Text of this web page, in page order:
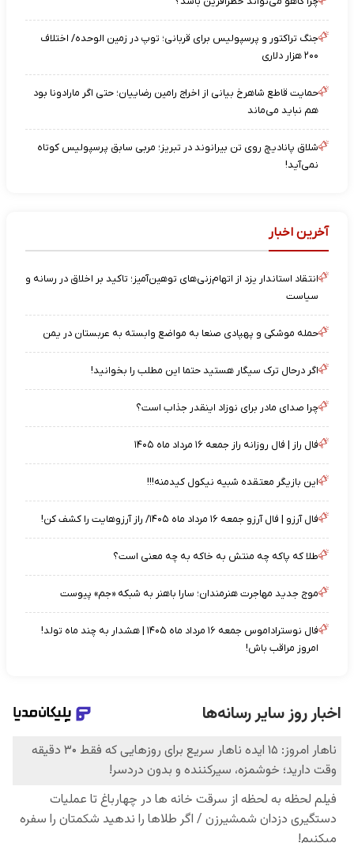
جنگ تراکتور و پرسپولیس برای قربانی؛ توپ در زمین الوحده/ اختلاف
۲۰۰ هزار دلاری
حمایت قاطع شاهرخ بیانی از اخراج رامین رضاییان؛ حتی اگر مارادونا بود
هم نباید می‌ماند
شلاق پانادیچ روی تن بیرانوند در تبریز؛ مربی سابق پرسپولیس کوتاه
نمی‌آید!
آخرین اخبار
انتقاد استاندار یزد از اتهام‌زنی‌های توهین‌آمیز؛ تاکید بر اخلاق در رسانه و
سیاست
حمله موشکی و پهپادی صنعا به مواضع وابسته به عربستان در یمن
اگر درحال ترک سیگار هستید حتما این مطلب را بخوانید!
چرا صدای مادر برای نوزاد اینقدر جذاب است؟
فال راز | فال روزانه راز جمعه ۱۶ مرداد ماه ۱۴۰۵
این بازیگر معتقده شبیه نیکول کیدمنه!!!
فال آرزو | فال آرزو جمعه ۱۶ مرداد ماه ۱۴۰۵/ راز آرزوهایت را کشف کن!
طلا که پاکه چه منتش به خاکه به چه معنی است؟
موج جدید مهاجرت هنرمندان؛ سارا باهنر به شبکه «جم» پیوست
فال نوستراداموس جمعه ۱۶ مرداد ماه ۱۴۰۵ | هشدار به چند ماه تولد!
امروز مراقب باش!